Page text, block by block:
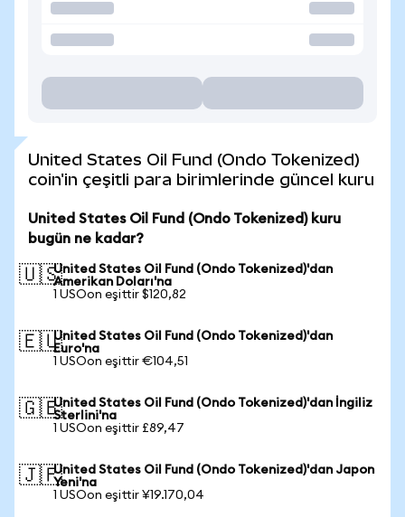
United States Oil Fund (Ondo Tokenized)
coin'in çeşitli para birimlerinde güncel kuru
United States Oil Fund (Ondo Tokenized) kuru
bugün ne kadar?
🇺🇸United States Oil Fund (Ondo Tokenized)'dan
Amerikan Doları'na
1 USOon eşittir $120,82
🇪🇺United States Oil Fund (Ondo Tokenized)'dan
Euro'na
1 USOon eşittir €104,51
🇬🇧United States Oil Fund (Ondo Tokenized)'dan İngiliz
Sterlini'na
1 USOon eşittir £89,47
🇯🇵United States Oil Fund (Ondo Tokenized)'dan Japon
Yeni'na
1 USOon eşittir ¥19.170,04